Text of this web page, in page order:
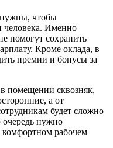
чтобы
человека. Именно
помогут сохранить
Кроме оклада, в
премии и бонусы за
помещении сквозняк,
а от
будет сложно
очередь нужно
комфортном рабочем